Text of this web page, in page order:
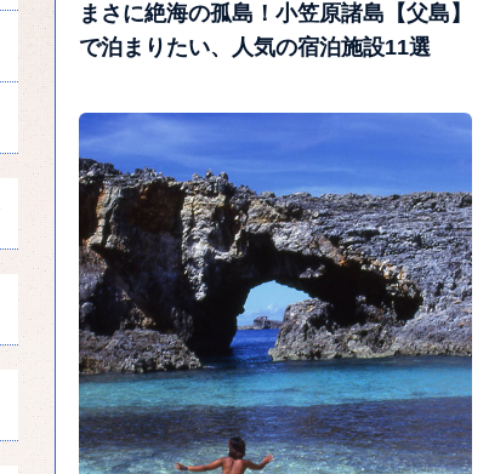
まさに絶海の孤島！小笠原諸島【父島】
で泊まりたい、人気の宿泊施設11選